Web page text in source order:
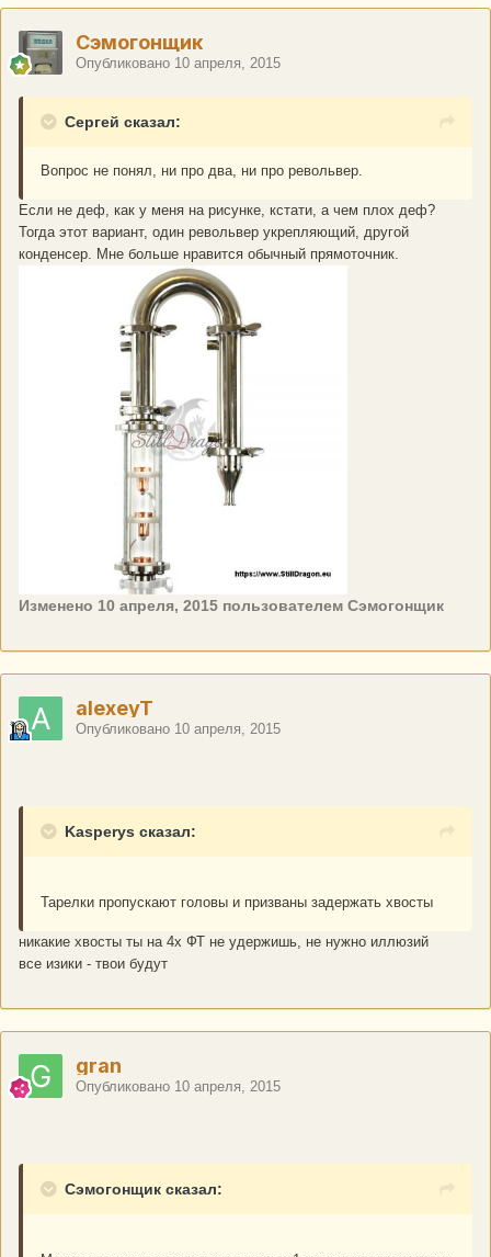
Сэмогонщик
Опубликовано 10 апреля, 2015
Сергей сказал:
Вопрос не понял, ни про два, ни про револьвер.
Если не деф, как у меня на рисунке, кстати, а чем плох деф?
Тогда этот вариант, один револьвер укрепляющий, другой
конденсер. Мне больше нравится обычный прямоточник.
Изменено 10 апреля, 2015 пользователем Сэмогонщик
alexeyT
Опубликовано 10 апреля, 2015
Kasperys сказал:
Тарелки пропускают головы и призваны задержать хвосты
никакие хвосты ты на 4х ФТ не удержишь, не нужно иллюзий
все изики - твои будут
gran
Опубликовано 10 апреля, 2015
Сэмогонщик сказал: